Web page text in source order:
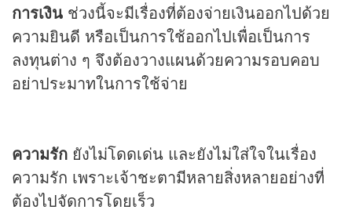
การเงิน ช่วงนี้จะมีเรื่องที่ต้องจ่ายเงินออกไปด้วย
ความยินดี หรือเป็นการใช้ออกไปเพื่อเป็นการ
ลงทุนต่าง ๆ จึงต้องวางแผนด้วยความรอบคอบ
อย่าประมาทในการใช้จ่าย
ความรัก ยังไม่โดดเด่น และยังไม่ใส่ใจในเรื่อง
ความรัก เพราะเจ้าชะตามีหลายสิ่งหลายอย่างที่
ต้องไปจัดการโดยเร็ว